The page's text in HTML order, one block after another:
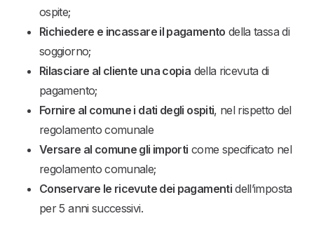
ospite;
Richiedere e incassare il pagamento della tassa di
soggiorno;
Rilasciare al cliente una copia della ricevuta di
pagamento;
Fornire al comune i dati degli ospiti, nel rispetto del
regolamento comunale
Versare al comune gli importi come specificato nel
regolamento comunale;
Conservare le ricevute dei pagamentidell’imposta
per 5 anni successivi.